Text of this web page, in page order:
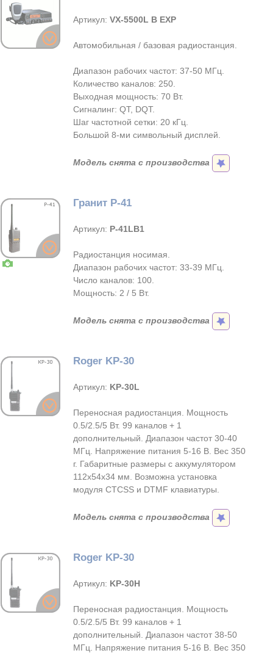
Артикул: VX-5500L B EXP
Автомобильная / базовая радиостанция.
Диапазон рабочих частот: 37-50 МГц.
Количество каналов: 250.
Выходная мощность: 70 Вт.
Сигналинг: QT, DQT.
Шаг частотной сетки: 20 кГц.
Большой 8-ми символьный дисплей.
Модель снята с производства
Гранит Р-41
Артикул: Р-41LB1
Радиостанция носимая.
Диапазон рабочих частот: 33-39 МГц.
Число каналов: 100.
Мощность: 2 / 5 Вт.
Модель снята с производства
Roger KP-30
Артикул: KP-30L
Переносная радиостанция. Мощность
0.5/2.5/5 Вт. 99 каналов + 1
дополнительный. Диапазон частот 30-40
МГц. Напряжение питания 5-16 В. Вес 350
г. Габаритные размеры с аккумулятором
112х54х34 мм. Возможна установка
модуля CTCSS и DTMF клавиатуры.
Модель снята с производства
Roger KP-30
Артикул: KP-30H
Переносная радиостанция. Мощность
0.5/2.5/5 Вт. 99 каналов + 1
дополнительный. Диапазон частот 38-50
МГц. Напряжение питания 5-16 В. Вес 350